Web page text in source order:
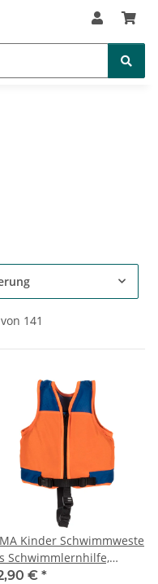
141
Kinder Schwimmweste
Schwimmlernhilfe,
S€ *